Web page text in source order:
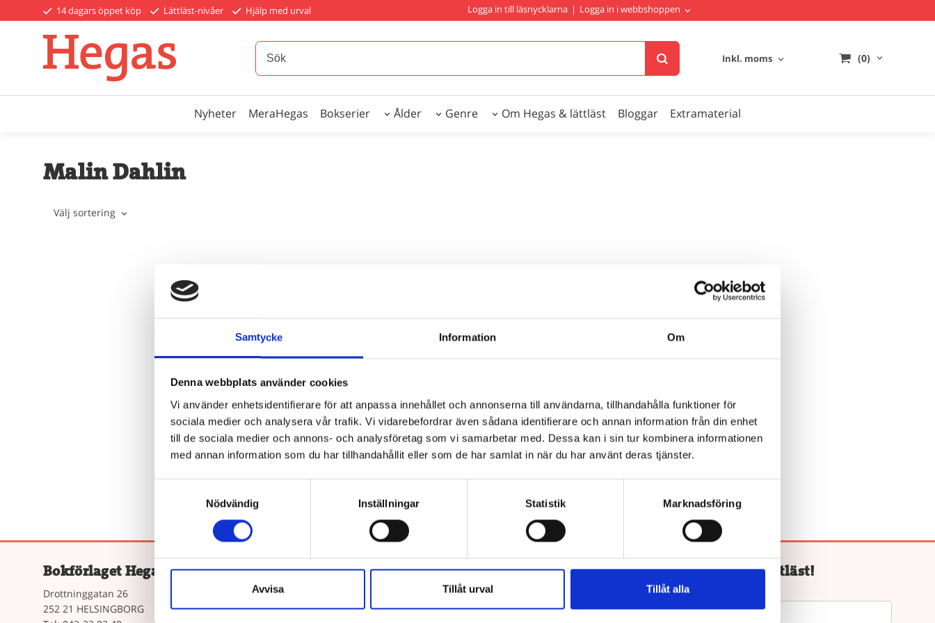
Samtycke Information Om
Denna webbplats använder cookies
Vi använder enhetsidentifierare för att anpassa innehållet och annonserna till användarna, tillhandahålla funktioner för
sociala medier och analysera vår trafik. Vi vidarebefordrar även sådana identifierare och annan information från din enhet
till de sociala medier och annons- och analysföretag som vi samarbetar med. Dessa kan i sin tur kombinera informationen
med annan information som du har tillhandahållit eller som de har samlat in när du har använt deras tjänster.
Nödvändig
Inställningar Statistik Marknadsföring
Avvisa Tillåt urval Tillåt alla
14 dagars öppet köp Lättläst-nivåer Hjälp med urval Logga in till läsnycklarna | Logga in i webbshoppen
Inkl. moms (0)
Nyheter MeraHegas Bokserier Ålder Genre Om Hegas & lättläst Bloggar Extramaterial
Malin Dahlin
Välj sortering
Är du bibliotekarie eller pedagog? Här köper du in!
Beroende på kommunens upphandlingsavtal köper du våra böcker hos Adlibris, Bokus
eller Läromedia. Spel och Flugo-dockor? Dem köper du hos Läromedia.
Direktupphandling då? Jo, det kan du göra!Mejla oss!
Bokförlaget Hegas AB
Drottninggatan 26
252 21 HELSINGBORG
Våra Böcker
Lättlästa böcker efter ålder
Bokserierna
Om oss
Författare
Jobba hos oss
Håll koll på lättläst!
Mejladress: